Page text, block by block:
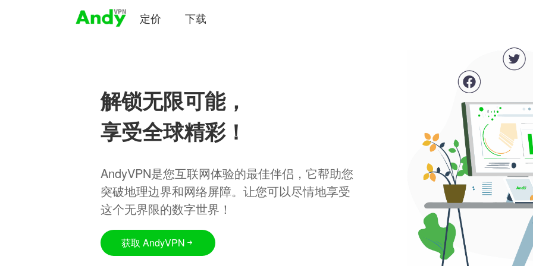
定价 下载
解锁无限可能，
享受全球精彩！
AndyVPN是您互联网体验的最佳伴侣，它帮助您
突破地理边界和网络屏障。让您可以尽情地享受
这个无界限的数字世界！
获取 AndyVPN